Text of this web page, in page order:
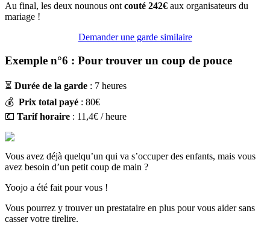
Au final, les deux nounous ont couté 242€ aux organisateurs du
mariage !
Demander une garde similaire
Exemple n°6 : Pour trouver un coup de pouce
⏳ Durée de la garde : 7 heures
💰 Prix total payé : 80€
💶 Tarif horaire : 11,4€ / heure
Vous avez déjà quelqu’un qui va s’occuper des enfants, mais vous
avez besoin d’un petit coup de main ?
Yoojo a été fait pour vous !
Vous pourrez y trouver un prestataire en plus pour vous aider sans
casser votre tirelire.